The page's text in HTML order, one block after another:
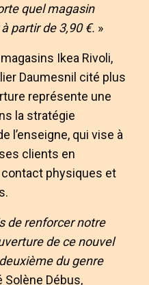
quel magasin
partir de 3,90 €. »
Ikea Rivoli,
Daumesnil cité plus
représente une
la stratégie
l’enseigne, qui vise à
clients en
physiques et
de renforcer notre
de ce nouvel
du genre
Solène Débus,